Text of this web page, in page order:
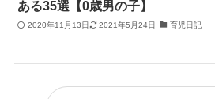
ある35選【0歳男の子】
2020年11月13日 2021年5月24日 育児日記